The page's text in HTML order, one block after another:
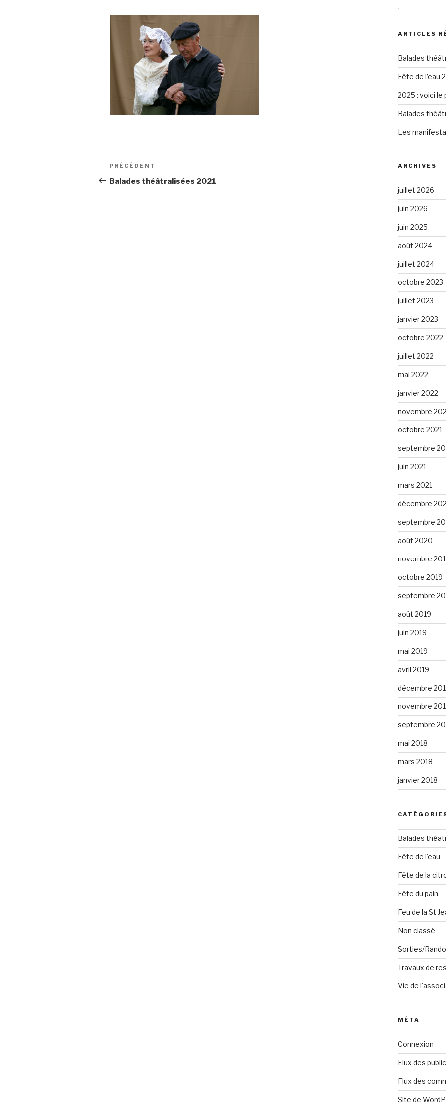
Navigation
de
Article
précédent
PRÉCÉDENT
Balades théâtralisées 2021
:
ARTICLES
Balades
Fête de l’eau
2025 : voici le
Balades
Les
ARCHIVES
juillet 2026
juin 2026
juin 2025
août 2024
juillet 2024
octobre 2023
juillet 2023
janvier 2023
octobre 2022
juillet 2022
mai 2022
janvier 2022
novembre
octobre 2021
septembre
juin 2021
mars 2021
décembre
septembre
août 2020
novembre
octobre 2019
septembre
août 2019
juin 2019
mai 2019
avril 2019
décembre
novembre
septembre
mai 2018
mars 2018
janvier 2018
Balades
Fête de l'eau
Fête de la
Fête du pain
Feu de la St
Non classé
Sorties/
Travaux de
Vie de
MÉTA
Connexion
Flux des
Flux des
Site de